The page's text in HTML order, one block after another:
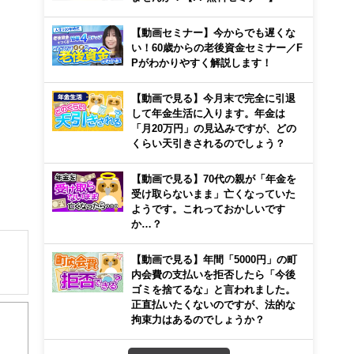
て
【動画セミナー】今からでも遅くな
い！60歳からの老後資金セミナー／F
Pがわかりやすく解説します！
【動画で見る】今月末で完全に引退
して年金生活に入ります。年金は
「月20万円」の見込みですが、どの
くらい天引きされるのでしょう？
【動画で見る】70代の親が「年金を
受け取らないまま」亡くなっていた
ようです。これっておかしいです
か…？
【動画で見る】年間「5000円」の町
内会費の支払いを拒否したら「今後
ゴミを捨てるな」と言われました。
正直払いたくないのですが、法的な
拘束力はあるのでしょうか？